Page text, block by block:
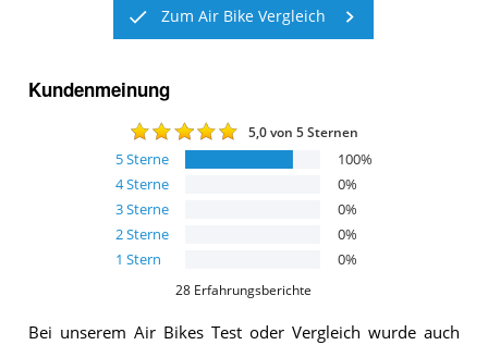
Zum Air Bike Vergleich
Kundenmeinung
5,0von 5 Sternen
5Sterne 100%
4Sterne 0%
3Sterne 0%
2Sterne 0%
1 Stern 0%
28 Erfahrungsberichte
Bei unserem Air BikesTest oder Vergleich wurde auch